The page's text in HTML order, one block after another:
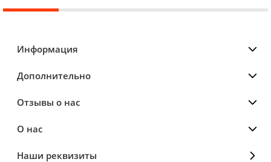
Информация
Дополнительно
Отзывы о нас
О нас
Наши реквизиты